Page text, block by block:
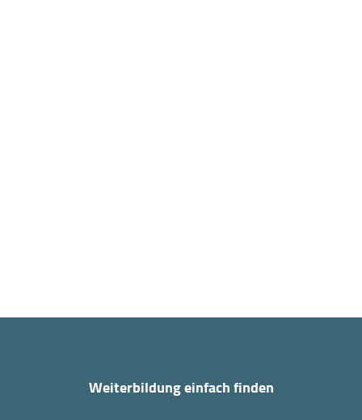
Weiterbildung einfach finden